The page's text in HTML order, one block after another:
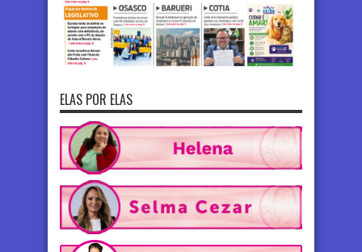
ELAS POR ELAS